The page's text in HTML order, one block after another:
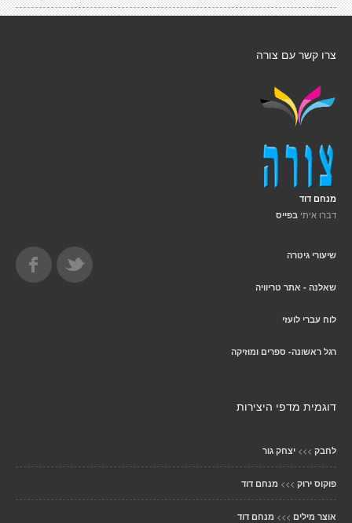
צרו קשר עם צורה
מנחם דוד
דברו איתי בפייס
שיעורי גיטרה
שאלנה - אתר טריוויה
לוח עברי לועזי
רגל ראשונה- ספרים ומוזיקה
דוגמית מדפי היצירות
לחבק >>> יצחק גור
פוקוס ירוק >>> מנחם דוד
אוצר מילים >>> מנחם דוד